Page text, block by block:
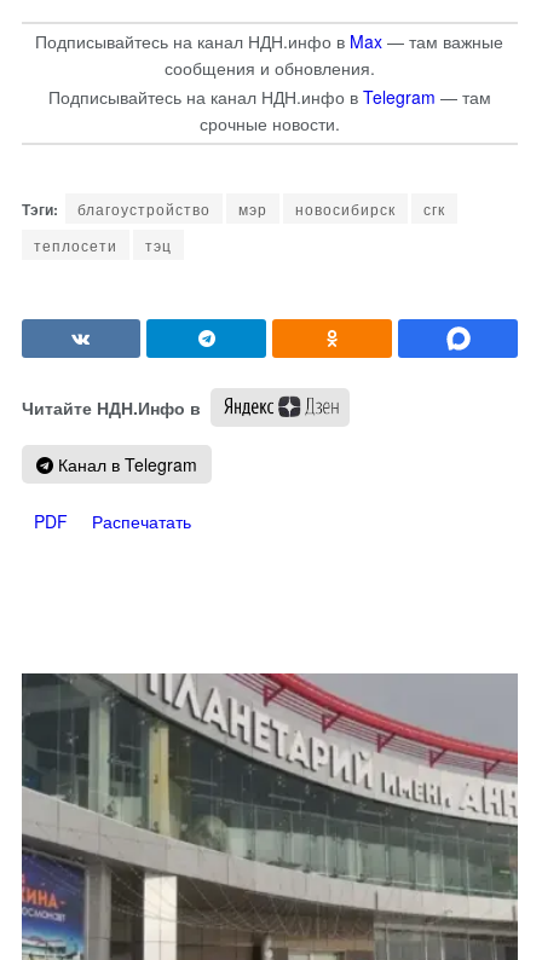
Подписывайтесь на канал НДН.инфо в Max — там важные
сообщения и обновления.
Подписывайтесь на канал НДН.инфо в Telegram — там
срочные новости.
благоустройство мэр новосибирск
сгк
теплосети
тэц
Читайте НДН.Инфо в
Канал в Telegram
PDF Распечатать